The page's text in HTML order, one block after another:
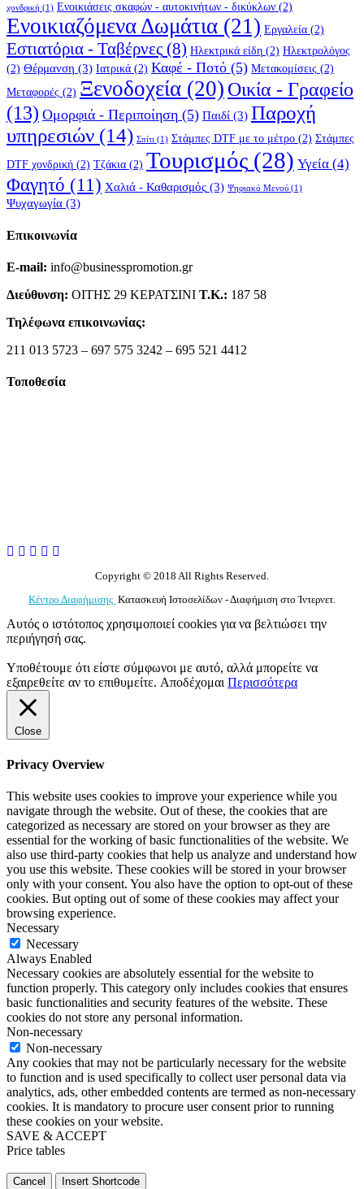
χονδρική (1) Ενοικιάσεις σκαφών - αυτοκινήτων - δικύκλων (2)
Ενοικιαζόμενα Δωμάτια (21) Εργαλεία (2)
Εστιατόρια - Ταβέρνες (8) Ηλεκτρικά είδη (2) Ηλεκτρολόγος
(2) Θέρμανση (3) Ιατρικά (2) Καφέ - Ποτό (5) Μετακομίσεις (2)
Μεταφορές (2) Ξενοδοχεία (20) Οικία - Γραφείο
(13) Ομορφιά - Περιποίηση (5) Παιδί (3) Παροχή
υπηρεσιών (14) Σπίτι (1) Στάμπες DTF με το μέτρο (2) Στάμπες
DTF χονδρική (2) Τζάκια (2) Τουρισμός (28) Υγεία (4)
Φαγητό (11) Χαλιά - Καθαρισμός (3) Ψηφιακό Μενού (1)
Ψυχαγωγία (3)
Επικοινωνία
E-mail: info@businesspromotion.gr
Διεύθυνση: ΟΙΤΗΣ 29 ΚΕΡΑΤΣΙΝΙ Τ.Κ.: 187 58
Τηλέφωνα επικοινωνίας:
211 013 5723 – 697 575 3242 – 695 521 4412
Τοποθεσία
Copyright © 2018 All Rights Reserved.
Κέντρο Διαφήμισης Κατασκευή Ιστοσελίδων - Διαφήμιση στο Ίντερνετ.
Αυτός ο ιστότοπος χρησιμοποιεί cookies για να βελτιώσει την
περιήγησή σας.
Υποθέτουμε ότι είστε σύμφωνοι με αυτό, αλλά μπορείτε να
εξαιρεθείτε αν το επιθυμείτε. Αποδέχομαι Περισσότερα
Close
Privacy Overview
This website uses cookies to improve your experience while you
navigate through the website. Out of these, the cookies that are
categorized as necessary are stored on your browser as they are
essential for the working of basic functionalities of the website. We
also use third-party cookies that help us analyze and understand how
you use this website. These cookies will be stored in your browser
only with your consent. You also have the option to opt-out of these
cookies. But opting out of some of these cookies may affect your
browsing experience.
Necessary
Necessary
Always Enabled
Necessary cookies are absolutely essential for the website to
function properly. This category only includes cookies that ensures
basic functionalities and security features of the website. These
cookies do not store any personal information.
Non-necessary
Non-necessary
Any cookies that may not be particularly necessary for the website
to function and is used specifically to collect user personal data via
analytics, ads, other embedded contents are termed as non-necessary
cookies. It is mandatory to procure user consent prior to running
these cookies on your website.
SAVE & ACCEPT
Price tables
Cancel Insert Shortcode